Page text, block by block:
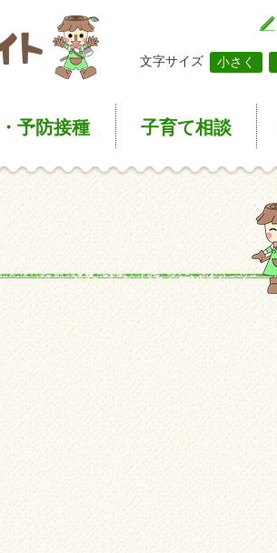
文字サイズ 小さく
・予防接種 子育て相談